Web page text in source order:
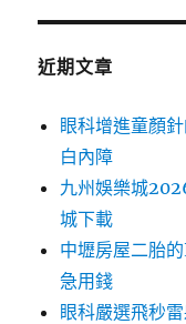
近期文章
眼科增進童顏
白內障
九州娛樂城
城下載
中壢房屋二胎
急用錢
眼科嚴選飛秒